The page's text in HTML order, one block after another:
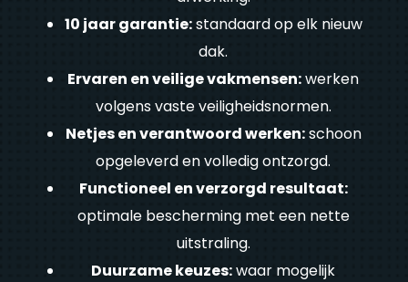
10 jaar garantie:standaard op elk nieuw
dak.
Ervaren en veilige vakmensen:werken
volgens vaste veiligheidsnormen.
Netjes en verantwoord werken:schoon
opgeleverd en volledig ontzorgd.
Functioneel en verzorgd resultaat:
optimale bescherming met een nette
uitstraling.
Duurzame keuzes:waar mogelijk